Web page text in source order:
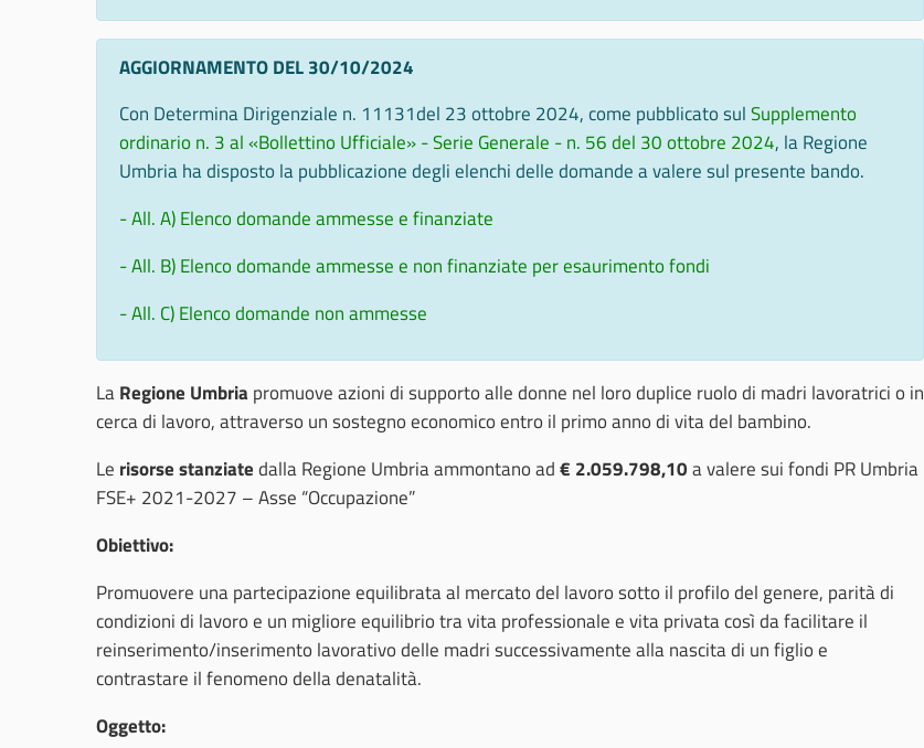
AGGIORNAMENTO DEL 30/10/2024
Con Determina Dirigenziale n. 11131del 23 ottobre 2024, come pubblicato sulSupplemento
ordinario n. 3 al «Bollettino Ufficiale» - Serie Generale - n. 56 del 30 ottobre 2024, la Regione
Umbria ha disposto la pubblicazione degli elenchi delle domande a valere sul presente bando.
- All. A) Elenco domande ammesse e finanziate
- All. B) Elenco domande ammesse e non finanziate per esaurimento fondi
- All. C) Elenco domande non ammesse
LaRegione Umbria promuove azioni di supporto alle donne nel loro duplice ruolo di madri lavoratrici o in
cerca di lavoro, attraverso un sostegno economico entro il primo anno di vita del bambino.
Le risorse stanziatedalla Regione Umbria ammontano ad€ 2.059.798,10a valere sui fondi PR Umbria
FSE+ 2021-2027 – Asse “Occupazione”
Obiettivo:
Promuovere una partecipazione equilibrata al mercato del lavoro sotto il profilo del genere, parità di
condizioni di lavoro e un migliore equilibrio tra vita professionale e vita privata così da facilitare il
reinserimento/inserimento lavorativo delle madri successivamente alla nascita di un figlio e
contrastare il fenomeno della denatalità.
Oggetto: